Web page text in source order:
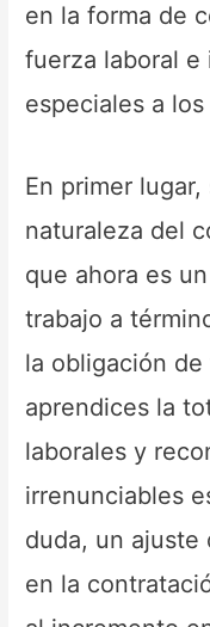
en la forma de
fuerza laboral e
especiales a
En primer
naturaleza del
que ahora es
trabajo a
la obligación
aprendices la
laborales y
irrenunciables
duda, un
en la